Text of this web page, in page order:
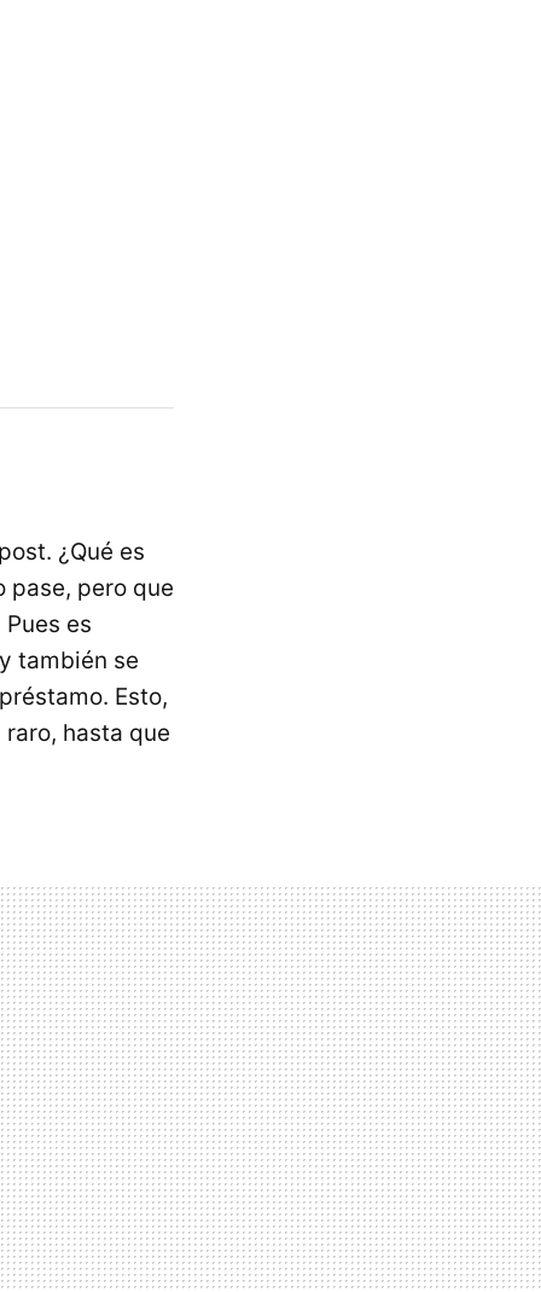
¿Qué es
pase, pero que
es
también se
Esto,
hasta que